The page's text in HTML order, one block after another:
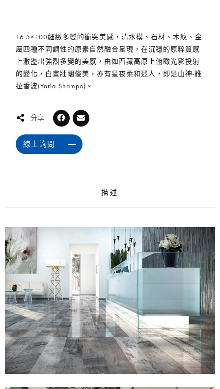
16.5×100細緻多變的衝突美感，清水模、石材、木紋、金
屬四種不同調性的原素自然融合呈現，在沉穩的原粹質感
上激盪出強烈多變的美感，由如西藏高原上俯瞰光影投射
的變化，白晝壯闊俊美，亦有星夜柔和迷人，即是山神-雅
拉香波(Yarla Shampo)。
分享
線上詢問
描述